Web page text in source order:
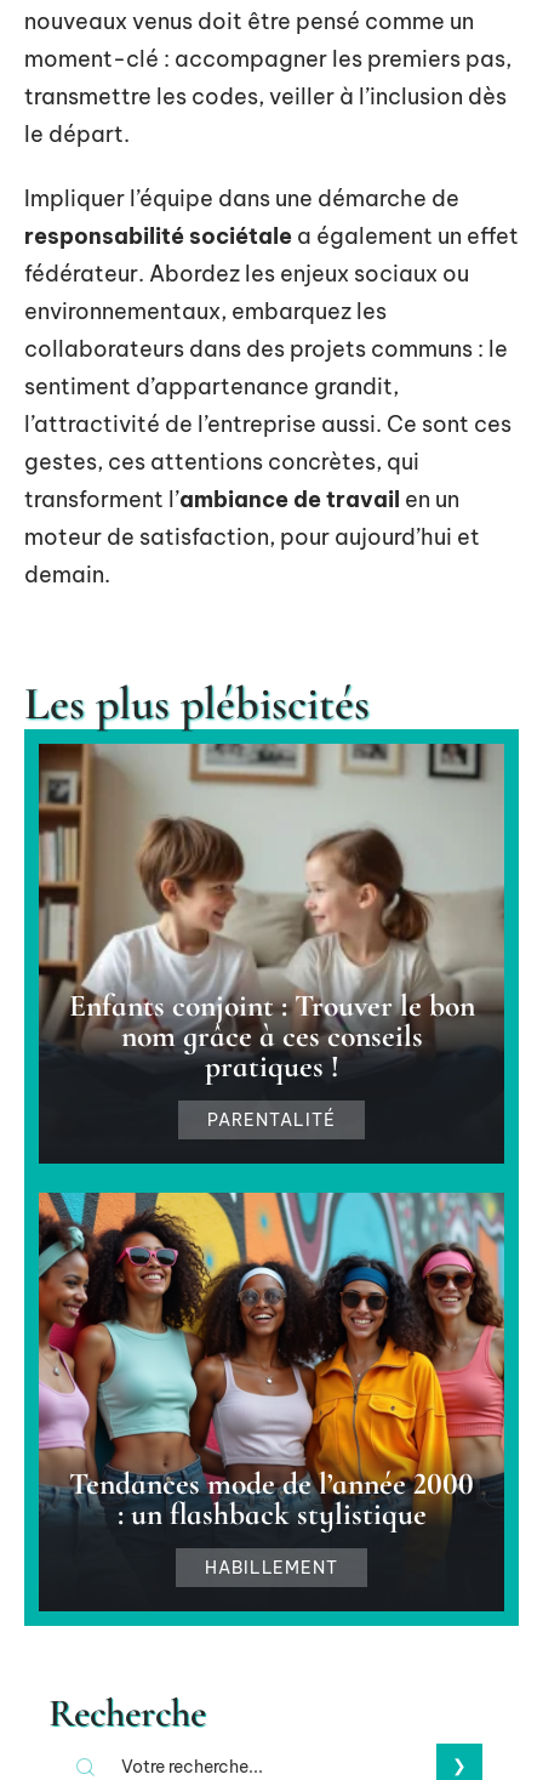
nouveaux venus doit être pensé comme un
moment-clé : accompagner les premiers pas,
transmettre les codes, veiller à l’inclusion dès
le départ.
Impliquer l’équipe dans une démarche de
responsabilité sociétale a également un effet
fédérateur. Abordez les enjeux sociaux ou
environnementaux, embarquez les
collaborateurs dans des projets communs : le
sentiment d’appartenance grandit,
l’attractivité de l’entreprise aussi. Ce sont ces
gestes, ces attentions concrètes, qui
transforment l’ambiance de travail en un
moteur de satisfaction, pour aujourd’hui et
demain.
Les plus plébiscités
Enfants conjoint : Trouver le bon
nom grâce à ces conseils
pratiques !
PARENTALITÉ
Tendances mode de l’année 2000
: un flashback stylistique
HABILLEMENT
Recherche